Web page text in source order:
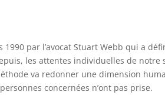
1990 par l’avocat Stuart Webb qui a
les attentes individuelles de notre
va redonner une dimension
concernées n’ont pas prise.